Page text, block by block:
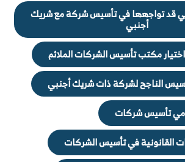
قد تواجهها في تأسيس شركة مع شريك
أجنبي
مكتب تأسيس الشركات الملائم
الناجح لشركة ذات شريك أجنبي
تأسيس شركات
القانونية في تأسيس الشركات